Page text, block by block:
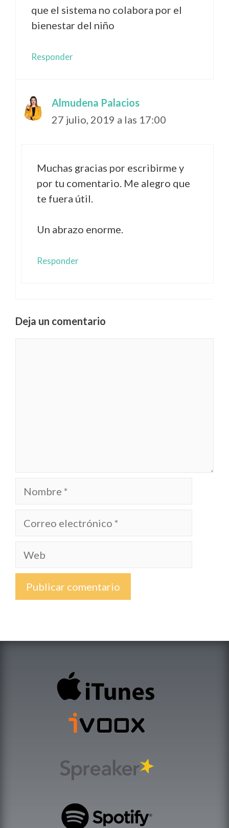
que el sistema no colabora por el
bienestar del niño
Responder
Almudena Palacios
27 julio, 2019 a las 17:00
Muchas gracias por escribirme y
por tu comentario. Me alegro que
te fuera útil.
Un abrazo enorme.
Responder
Deja un comentario